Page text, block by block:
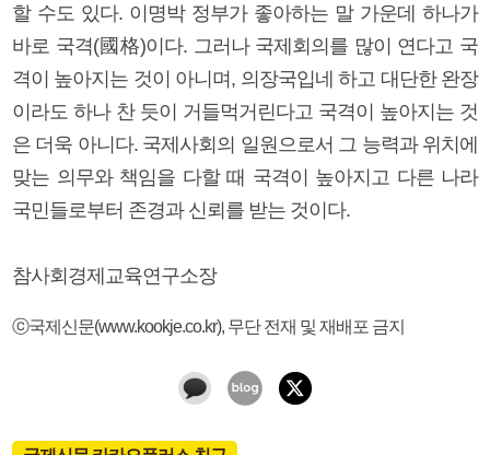
할 수도 있다. 이명박 정부가 좋아하는 말 가운데 하나가
바로 국격(國格)이다. 그러나 국제회의를 많이 연다고 국
격이 높아지는 것이 아니며, 의장국입네 하고 대단한 완장
이라도 하나 찬 듯이 거들먹거린다고 국격이 높아지는 것
은 더욱 아니다. 국제사회의 일원으로서 그 능력과 위치에
맞는 의무와 책임을 다할 때 국격이 높아지고 다른 나라
국민들로부터 존경과 신뢰를 받는 것이다.
참사회경제교육연구소장
ⓒ국제신문(www.kookje.co.kr), 무단 전재 및 재배포 금지